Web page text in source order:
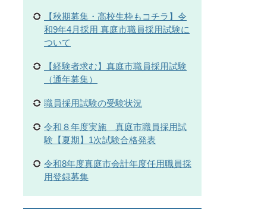
【秋期募集・高校生枠もコチラ】令
和9年4月採用 真庭市職員採用試験に
ついて
【経験者求む】真庭市職員採用試験
（通年募集）
職員採用試験の受験状況
令和８年度実施 真庭市職員採用試
験【夏期】1次試験合格発表
令和8年度真庭市会計年度任用職員採
用登録募集